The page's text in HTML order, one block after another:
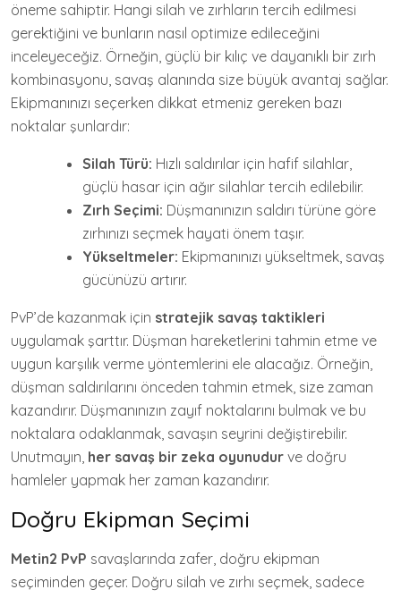
öneme sahiptir. Hangi silah ve zırhların tercih edilmesi
gerektiğini ve bunların nasıl optimize edileceğini
inceleyeceğiz. Örneğin, güçlü bir kılıç ve dayanıklı bir zırh
kombinasyonu, savaş alanında size büyük avantaj sağlar.
Ekipmanınızı seçerken dikkat etmeniz gereken bazı
noktalar şunlardır:
Silah Türü: Hızlı saldırılar için hafif silahlar,
güçlü hasar için ağır silahlar tercih edilebilir.
Zırh Seçimi: Düşmanınızın saldırı türüne göre
zırhınızı seçmek hayati önem taşır.
Yükseltmeler: Ekipmanınızı yükseltmek, savaş
gücünüzü artırır.
PvP’de kazanmak için stratejik savaş taktikleri
uygulamak şarttır. Düşman hareketlerini tahmin etme ve
uygun karşılık verme yöntemlerini ele alacağız. Örneğin,
düşman saldırılarını önceden tahmin etmek, size zaman
kazandırır. Düşmanınızın zayıf noktalarını bulmak ve bu
noktalara odaklanmak, savaşın seyrini değiştirebilir.
Unutmayın, her savaş bir zeka oyunudur ve doğru
hamleler yapmak her zaman kazandırır.
Doğru Ekipman Seçimi
Metin2 PvP savaşlarında zafer, doğru ekipman
seçiminden geçer. Doğru silah ve zırhı seçmek, sadece